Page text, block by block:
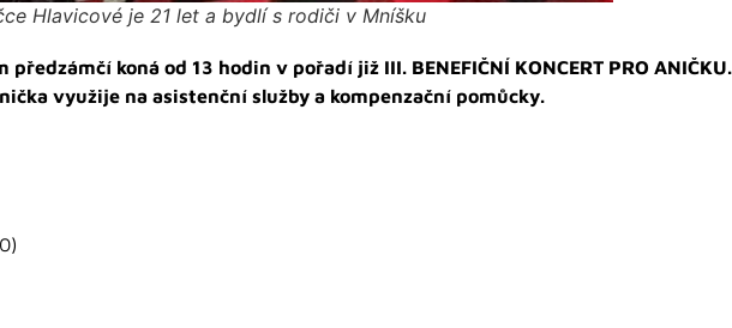
Hlavicové je 21 let a bydlí s rodiči v Mníšku
koná od 13 hodin v pořadí již III. BENEFIČNÍ KONCERT PRO ANIČKU.
využije na asistenční služby a kompenzační pomůcky.